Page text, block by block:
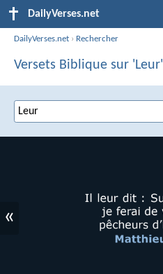
DailyVerses.net
DailyVerses.net › Rechercher
Versets Biblique sur 'Leur'
«